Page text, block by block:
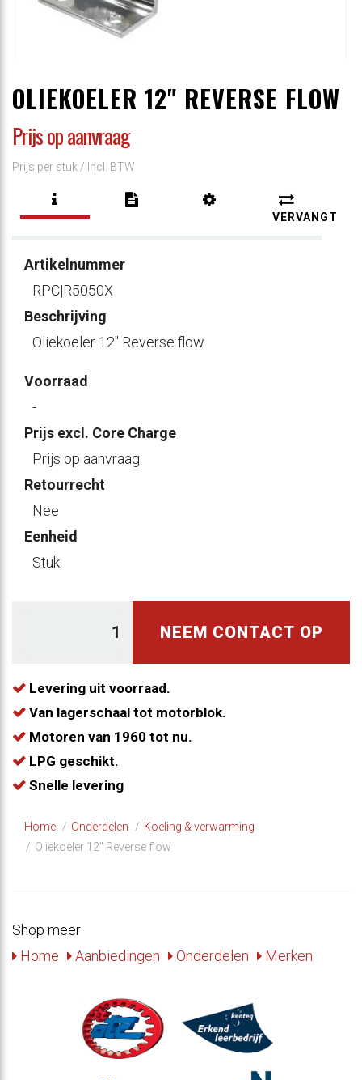
OLIEKOELER 12" REVERSE FLOW
Prijs op aanvraag
Prijs per stuk / Incl. BTW
VERVANGT
Artikelnummer
RPC|R5050X
Beschrijving
Oliekoeler 12" Reverse flow
Voorraad
-
Prijs excl. Core Charge
Prijs op aanvraag
Retourrecht
Nee
Eenheid
Stuk
NEEM CONTACT OP
Levering uit voorraad.
Van lagerschaal tot motorblok.
Motoren van 1960 tot nu.
LPG geschikt.
Snelle levering
Home Onderdelen
Koeling & verwarming
Oliekoeler 12" Reverse flow
Shop meer
Home
Aanbiedingen Onderdelen Merken